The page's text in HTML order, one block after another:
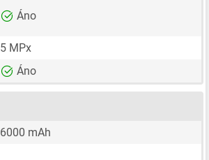
Áno
5 MPx
Áno
6000 mAh